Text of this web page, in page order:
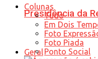
Presidência da
Geral
Colunas
Tudo
Em Dois
Foto
Foto Piada
Ponto Social